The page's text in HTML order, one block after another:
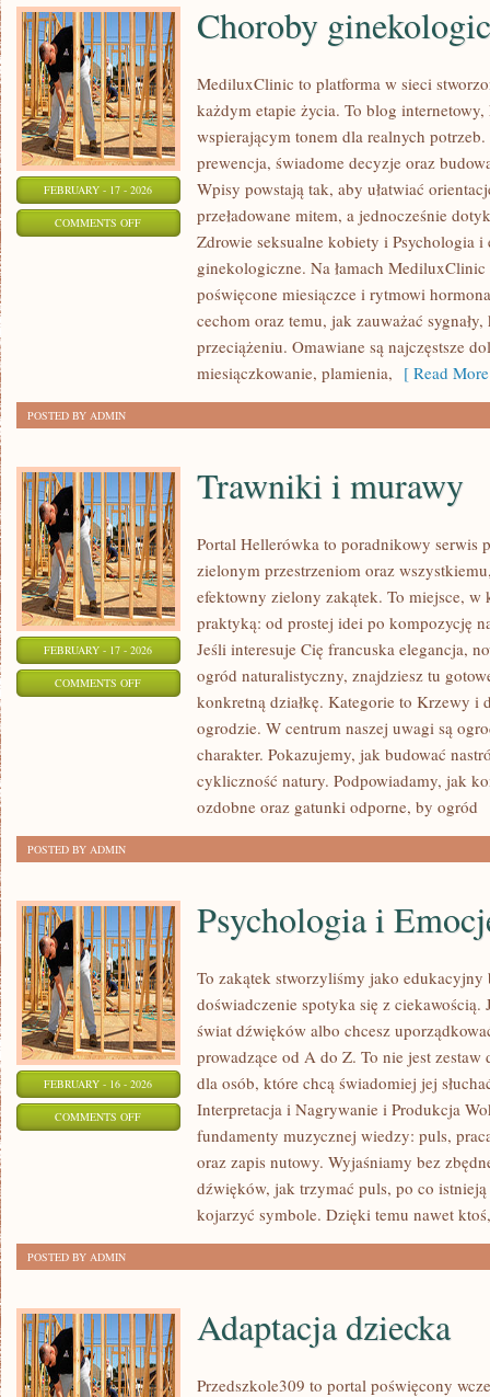
FEBRUARY - 17 - 2026
COMMENTS OFFON
GINEKOLOGICZNE
Choroby
MediluxClinic to platforma w sieci
każdym etapie życia. To blog
wspierającym tonem dla realnych
prewencja, świadome decyzje oraz
Wpisy powstają tak, aby ułatwiać
przeładowane mitem, a jednocześnie
Zdrowie seksualne kobiety i Psychologia i
ginekologiczne. Na łamach MediluxClinic
poświęcone miesiączce i rytmowi
cechom oraz temu, jak zauważać
przeciążeniu. Omawiane są najczęstsze
miesiączkowanie, plamienia, [ Read
POSTED BY ADMIN
FEBRUARY - 17 - 2026
COMMENTS OFFON
Trawniki i murawy
Portal Hellerówka to poradnikowy serwis
zielonym przestrzeniom oraz
efektowny zielony zakątek. To miejsce, w
praktyką: od prostej idei po kompozycję
Jeśli interesuje Cię francuska elegancja,
ogród naturalistyczny, znajdziesz tu
konkretną działkę. Kategorie to Krzewy i
ogrodzie. W centrum naszej uwagi są
charakter. Pokazujemy, jak budować
cykliczność natury. Podpowiadamy, jak
ozdobne oraz gatunki odporne, by ogród
POSTED BY ADMIN
FEBRUARY - 16 - 2026
COMMENTS OFFON
PSYCHOLOGIA
Psychologia i
To zakątek stworzyliśmy jako
doświadczenie spotyka się z ciekawością.
świat dźwięków albo chcesz
prowadzące od A do Z. To nie jest
dla osób, które chcą świadomiej jej
Interpretacja i Nagrywanie i Produkcja
fundamenty muzycznej wiedzy: puls,
oraz zapis nutowy. Wyjaśniamy bez
dźwięków, jak trzymać puls, po co
kojarzyć symbole. Dzięki temu nawet
POSTED BY ADMIN
Adaptacja dziecka
Przedszkole309 to portal poświęcony